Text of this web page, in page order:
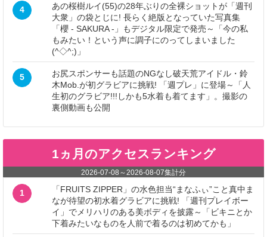
4
あの桜樹ルイ(55)の28年ぶりの全裸ショットが「週刊
大衆」の袋とじに! 長らく絶版となっていた写真集
「櫻 - SAKURA -」もデジタル限定で発売～「今の私
もみたい！という声に調子にのってしまいました
(^◇^;)」
5
お尻スポンサーも話題のNGなし破天荒アイドル・鈴
木Mob.が初グラビアに挑戦! 「週プレ」に登場～「人
生初のグラビア!!!しかも5水着も着てます」。撮影の
裏側動画も公開
1ヵ月のアクセスランキング
2026-07-08 ～ 2026-08-07集計分
1
「FRUITS ZIPPER」の水色担当“まなふぃ”こと真中ま
なが待望の初水着グラビアに挑戦! 「週刊プレイボー
イ」でメリハリのある美ボディを披露～「ビキニとか
下着みたいなものを人前で着るのは初めてかも」